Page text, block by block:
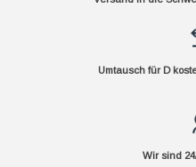
Umtausch für D
Wir sind